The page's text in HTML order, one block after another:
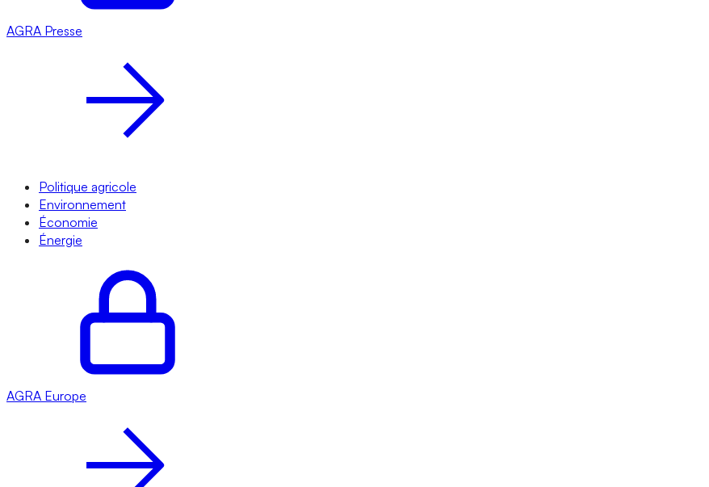
AGRA Presse
Politique agricole
Environnement
Économie
Énergie
AGRA Europe